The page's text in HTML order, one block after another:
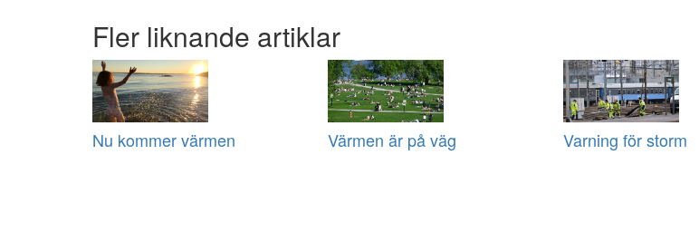
Fler liknande artiklar
Nu kommer värmen Värmen är på väg Varning för storm